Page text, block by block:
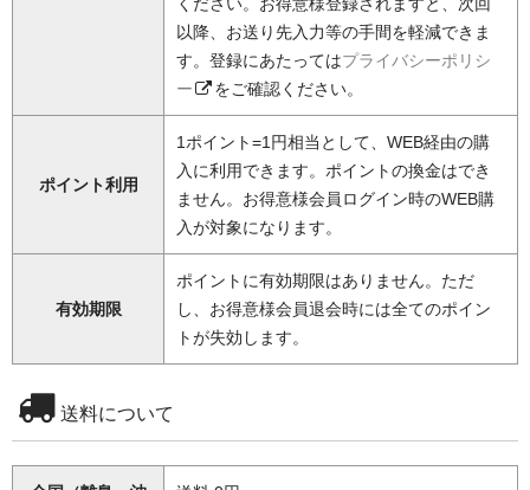
ください。お得意様登録されますと、次回
以降、お送り先入力等の手間を軽減できま
す。登録にあたってはプライバシーポリシ
ー
をご確認ください。
ポイント利用
1ポイント=1円相当として、WEB経由の購
入に利用できます。ポイントの換金はでき
ません。お得意様会員ログイン時のWEB購
入が対象になります。
有効期限
ポイントに有効期限はありません。ただ
し、お得意様会員退会時には全てのポイン
トが失効します。
送料について